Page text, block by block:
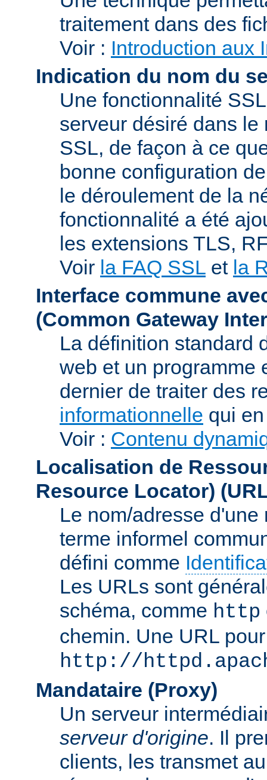
traitement dans des
Voir : Introduction aux
Indication du nom du
Une fonctionnalité
serveur désiré dans
SSL, de façon à ce
bonne configuration
le déroulement de la
fonctionnalité a été
les extensions TLS,
Voir la FAQ SSL et la
Interface commune
(Common Gateway
La définition standard
web et un programme
dernier de traiter des
informationnelle qui
Voir : Contenu
Localisation de
Resource Locator)
Le nom/adresse
terme informel
défini comme
Les URLs sont
schéma, comme http
chemin. Une URL
http://
Mandataire (Proxy)
Un serveur
serveur d'origine. Il
clients, les transmet